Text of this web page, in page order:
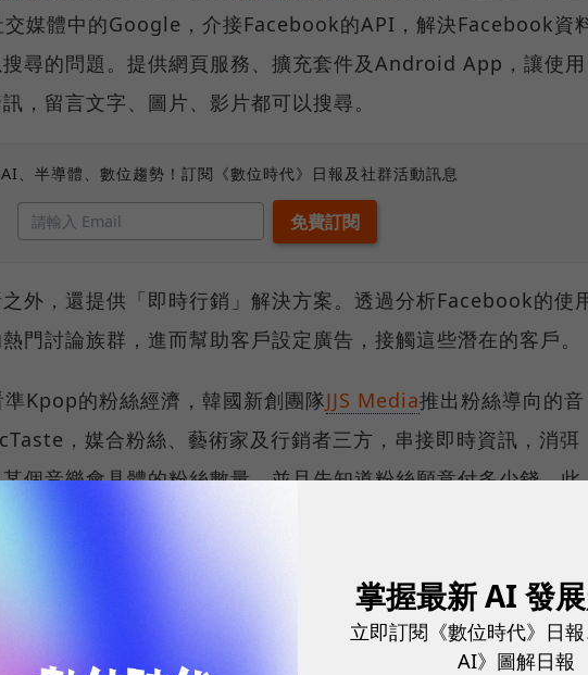
媒體中的Google，介接Facebook的API，解決Facebook資
尋的問題。提供網頁服務、擴充套件及Android App，讓使用
，留言文字、圖片、影片都可以搜尋。
、半導體、數位趨勢！訂閱《數位時代》日報及社群活動訊息
外，還提供「即時行銷」解決方案。透過分析Facebook的使
門討論族群，進而幫助客戶設定廣告，接觸這些潛在的客戶。
準Kpop的粉絲經濟，韓國新創團隊JJS Media推出粉絲導向的音
，媒合粉絲、藝術家及行銷者三方，串接即時資訊，消弭
個音樂會具體的粉絲數量，並且先知道粉絲願意付多少錢。此
很多機會接觸KPOP的代理商，今年已經辦了40場音樂會。
掌握最新 AI 發
立即訂閱《數位時代》日
AI》圖解日報